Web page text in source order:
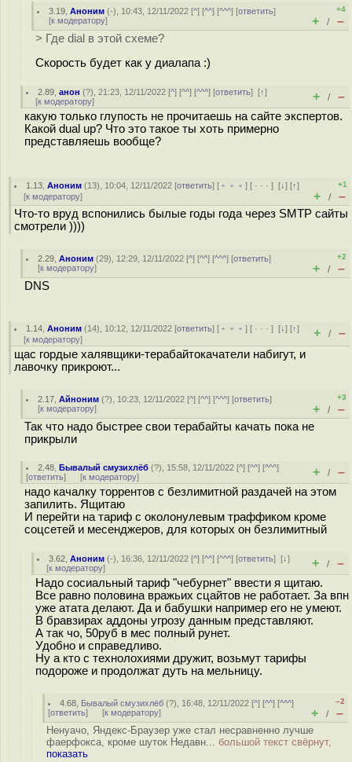
3.19 ,Аноним (-), 10:43, 12/11/2022 [^] [^^] [^^^] [ответить]
[к модератору]
+4
+ / –
> Где dial в этой схеме?
Скорость будет как у диалапа :)
2.89 ,анон (?), 21:23, 12/11/2022 [^] [^^] [^^^] [ответить][↑]
[к модератору] + / –
какую только глупость не прочитаешь на сайте экспертов.
Какой dual up? Что это такое ты хоть примерно
представляешь вообще?
1.13 ,Аноним (13), 10:04, 12/11/2022 [ответить] [ ﹢﹢﹢] [ · · ·][↓] [↑]
[к модератору]
+1
+ / –
Что-то вруд вспонились былые годы года через SMTP сайты
смотрели ))))
2.29 ,Аноним (29), 12:29, 12/11/2022 [^] [^^] [^^^] [ответить]
[к модератору]
+2
+ / –
DNS
1.14 ,Аноним (14), 10:12, 12/11/2022 [ответить] [ ﹢﹢﹢] [ · · ·][↓] [↑]
[к модератору] + / –
щас гордые халявщики-терабайтокачатели набигут, и
лавочку прикроют...
2.17 ,Айноним (?), 10:23, 12/11/2022 [^] [^^] [^^^] [ответить]
[к модератору]
+3
+ / –
Так что надо быстрее свои терабайты качать пока не
прикрыли
2.48 ,Бывалый смузихлёб (?), 15:58, 12/11/2022 [^] [^^] [^^^]
[ответить] [к модератору] + / –
надо качалку торрентов с безлимитной раздачей на этом
запилить. Ящитаю
И перейти на тариф с околонулевым траффиком кроме
соцсетей и месенджеров, для которых он безлимитный
3.62 ,Аноним (-), 16:36, 12/11/2022 [^] [^^] [^^^] [ответить][↓]
[к модератору] + / –
Надо сосиальный тариф "чебурнет" ввести я щитаю.
Все равно половина вражьих сцайтов не работает. За впн
уже атата делают. Да и бабушки например его не умеют.
В бравзирах аддоны угрозу данным представляют.
А так чо, 50руб в мес полный рунет.
Удобно и справедливо.
Ну а кто с технолохиями дружит, возьмут тарифы
подороже и продолжат дуть на мельницу.
4.68 Бывалый смузихлёб (?), 16:48, 12/11/2022 [^] [^^] [^^^]
[ответить] [к модератору]
–2
+ / –
Ненуачо, Яндекс-Браузер уже стал несравненно лучше
фаерфокса, кроме шуток Недавн... большой текст свёрнут,
показать